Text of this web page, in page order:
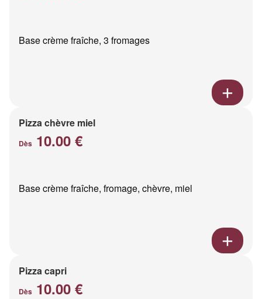
Base crème fraîche, 3 fromages
Pizza chèvre miel
Dès 10.00 €
Base crème fraîche, fromage, chèvre, miel
Pizza capri
Dès 10.00 €